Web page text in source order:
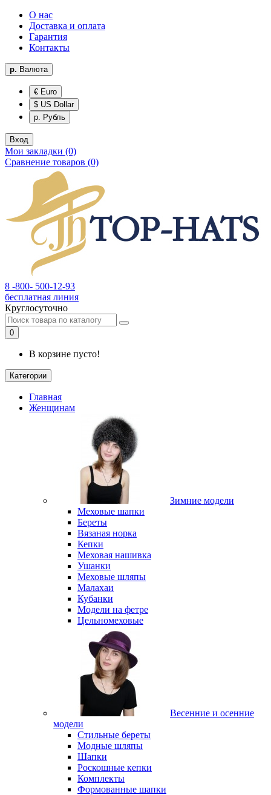
О нас
Доставка и оплата
Гарантия
Контакты
р. Валюта
€ Euro
$ US Dollar
р. Рубль
Вход
Мои закладки (0)
Сравнение товаров (0)
8 -800- 500-12-93
бесплатная линия
Круглосуточно
0
В корзине пусто!
Категории
Главная
Женщинам
Зимние модели
Меховые шапки
Береты
Вязаная норка
Кепки
Меховая нашивка
Ушанки
Меховые шляпы
Малахаи
Кубанки
Модели на фетре
Цельномеховые
Весенние и осенние
модели
Стильные береты
Модные шляпы
Шапки
Роскошные кепки
Комплекты
Формованные шапки